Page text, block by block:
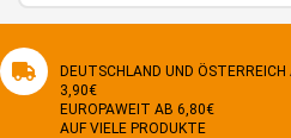
DEUTSCHLAND UND ÖSTERREICH
3,90€
EUROPAWEIT AB 6,80€
AUF VIELE PRODUKTE